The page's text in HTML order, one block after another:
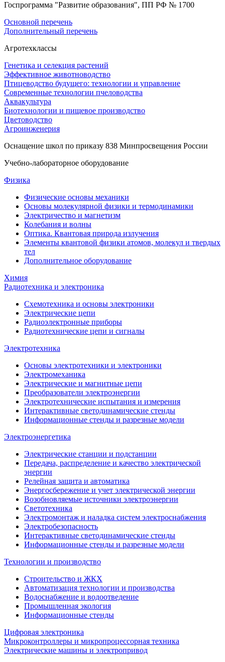
Госпрограмма "Развитие образования", ПП РФ № 1700
Основной перечень
Дополнительный перечень
Агротехклассы
Генетика и селекция растений
Эффективное животноводство
Птицеводство будущего: технологии и управление
Современные технологии пчеловодства
Аквакультура
Биотехнологии и пищевое производство
Цветоводство
Агроинженерия
Оснащение школ по приказу 838 Минпросвещения России
Учебно-лабораторное оборудование
Физика
Физические основы механики
Основы молекулярной физики и термодинамики
Электричество и магнетизм
Колебания и волны
Оптика. Квантовая природа излучения
Элементы квантовой физики атомов, молекул и твердых
тел
Дополнительное оборудование
Химия
Радиотехника и электроника
Схемотехника и основы электроники
Электрические цепи
Радиоэлектронные приборы
Радиотехнические цепи и сигналы
Электротехника
Основы электротехники и электроники
Электромеханика
Электрические и магнитные цепи
Преобразователи электроэнергии
Электротехнические испытания и измерения
Интерактивные светодинамические стенды
Информационные стенды и разрезные модели
Электроэнергетика
Электрические станции и подстанции
Передача, распределение и качество электрической
энергии
Релейная защита и автоматика
Энергосбережение и учет электрической энергии
Возобновляемые источники электроэнергии
Светотехника
Электромонтаж и наладка систем электроснабжения
Электробезопасность
Интерактивные светодинамические стенды
Информационные стенды и разрезные модели
Технологии и производство
Строительство и ЖКХ
Автоматизация технологии и производства
Водоснабжение и водоотведение
Промышленная экология
Информационные стенды
Цифровая электроника
Микроконтроллеры и микропроцессорная техника
Электрические машины и электропривод